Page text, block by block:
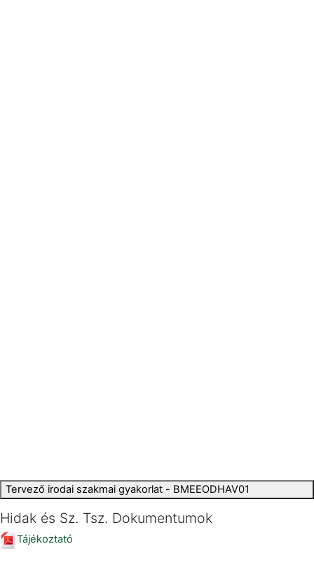
Tervező irodai szakmai gyakorlat - BMEEODHAV01
Hidak és Sz. Tsz. Dokumentumok
Tájékoztató